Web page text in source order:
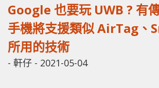
Google 也要玩 UWB ? 有
手機將支援類似 AirTag、
所用的技術
- 軒仔 - 2021-05-04